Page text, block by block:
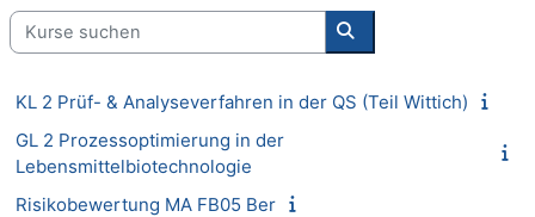
Kurse suchen
Kurse suchen
KL 2 Prüf- & Analyseverfahren in der QS (Teil Wittich)
GL 2 Prozessoptimierung in der
Lebensmittelbiotechnologie
Risikobewertung MA FB05 Ber